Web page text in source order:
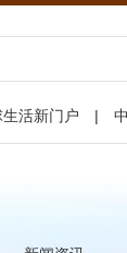
活新门户 |